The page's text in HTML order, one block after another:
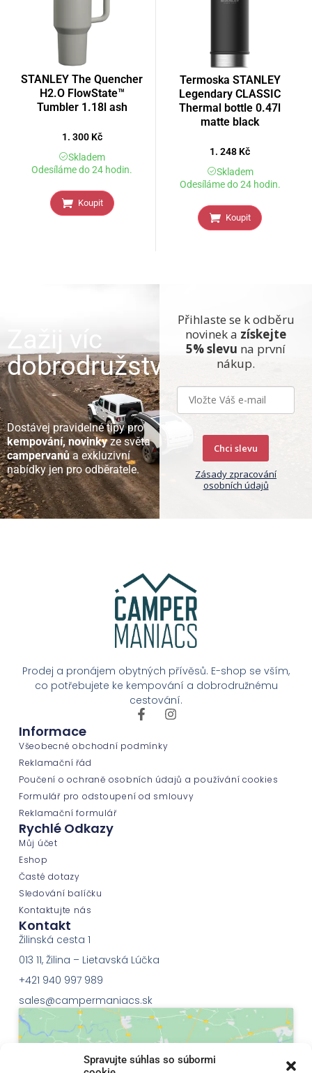
Spravujte súhlas so súbormi
STANLEY The Quencher
H2.O FlowState™
Tumbler 1.18l ash
1. 300 Kč
Skladem
Odesíláme do 24 hodin.
Koupit
Termoska STANLEY
Legendary CLASSIC
Thermal bottle 0.47l
matte black
1. 248 Kč
Skladem
Odesíláme do 24 hodin.
Koupit
Zažij víc
dobrodružství
Dostávej pravidelné tipy pro
kempování, novinkyze světa
campervanůa exkluzivní
nabídky jen pro odběratele.
Přihlaste se k odběru
novinek a získejte
5% slevu na první
nákup.
Chci slevu
Zásady zpracování
osobních údajů
Prodej a pronájem obytných přívěsů. E-shop se vším,
co potřebujete ke kempování a dobrodružnému
cestování.
Informace
Všeobecné obchodní podmínky
Reklamační řád
Poučení o ochraně osobních údajů a používání cookies
Formulář pro odstoupení od smlouvy
Reklamační formulář
Rychlé Odkazy
Můj účet
Eshop
Časté dotazy
Sledování balíčku
Kontaktujte nás
Kontakt
Žilinská cesta 1
013 11, Žilina – Lietavská Lúčka
+421 940 997 989
sales@campermaniacs.sk